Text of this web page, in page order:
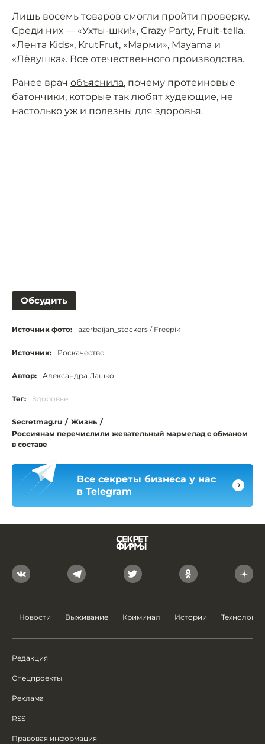
Лишь восемь товаров смогли пройти проверку.
Среди них — «Ухты-шки!», Crazy Party, Fruit-tella,
«Лента Kids», KrutFrut, «Марми», Mayama и
«Лёвушка». Все отечественного производства.
Ранее врач объяснила, почему протеиновые
батончики, которые так любят худеющие, не
настолько уж и полезны для здоровья.
Обсудить
Источник фото: azerbaijan_stockers / Freepik
Источник: Роскачество
Автор: Александра Лашко
Тег: Здоровье
Secretmag.ru / Жизнь /
Россиянам перечислили жевательный мармелад с обманом
в составе
Все секреты бизнеса у нас
в Telegram
Новости Выживание Криминал Истории Технологии
Редакция
Спецпроекты
Реклама
RSS
Правовая информация